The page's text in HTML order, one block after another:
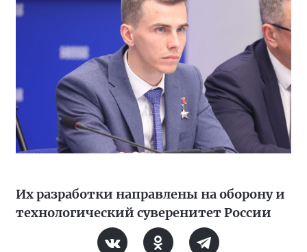
Их разработки направлены на оборону и
технологический суверенитет России